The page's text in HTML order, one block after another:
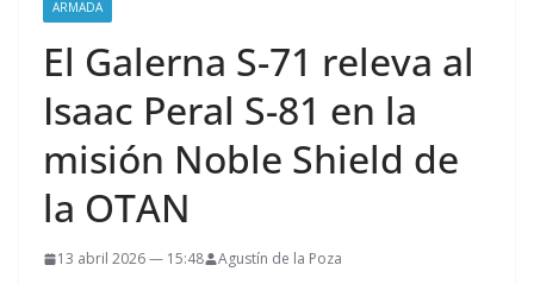
ARMADA
El Galerna S-71 releva al
Isaac Peral S-81 en la
misión Noble Shield de
la OTAN
13 abril 2026 — 15:48 Agustín de la Poza